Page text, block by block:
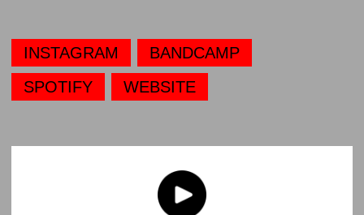
INSTAGRAM
BANDCAMP
SPOTIFY
WEBSITE